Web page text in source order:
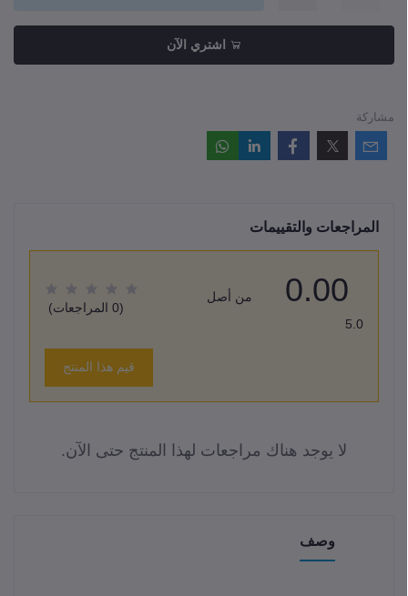
اشتري الآن
مشاركة
المراجعات والتقييمات
0.00
من أصل
5.0
(0 المراجعات)
قيم هذا المنتج
لا يوجد هناك مراجعات لهذا المنتج حتى الآن.
وصف